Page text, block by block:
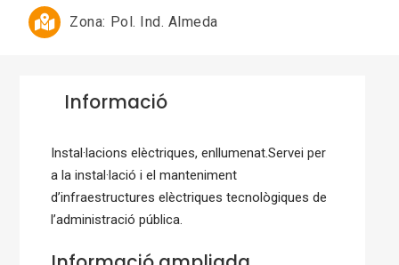
Zona: Pol. Ind. Almeda
Informació
Instal·lacions elèctriques, enllumenat.Servei per
a la instal·lació i el manteniment
d’infraestructures elèctriques tecnològiques de
l’administració pública.